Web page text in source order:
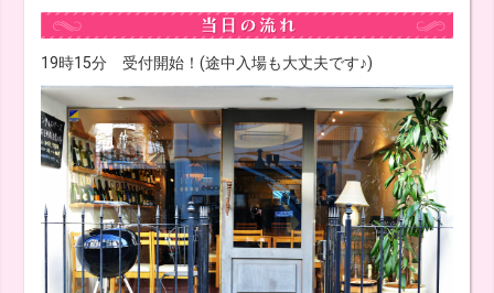
19時15分 受付開始！(途中入場も大丈夫です♪)